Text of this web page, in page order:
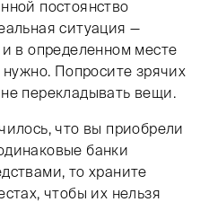
постоянство
ситуация —
и в определенном месте
нужно. Попросите зрячих
перекладывать вещи.
что вы приобрели
банки
то храните
чтобы их нельзя